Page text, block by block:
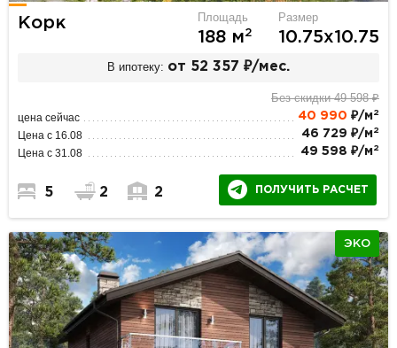
Корк Площадь
188 м2
Размер
10.75х10.75
В ипотеку: от 52 357 ₽/мес.
Без скидки 49 598 ₽
цена сейчас 40 990 ₽/м 2
Цена с 16.08 46 729 ₽/м 2
Цена с 31.08 49 598 ₽/м 2
5 2 2 ПОЛУЧИТЬ РАСЧЕТ
ЭКО